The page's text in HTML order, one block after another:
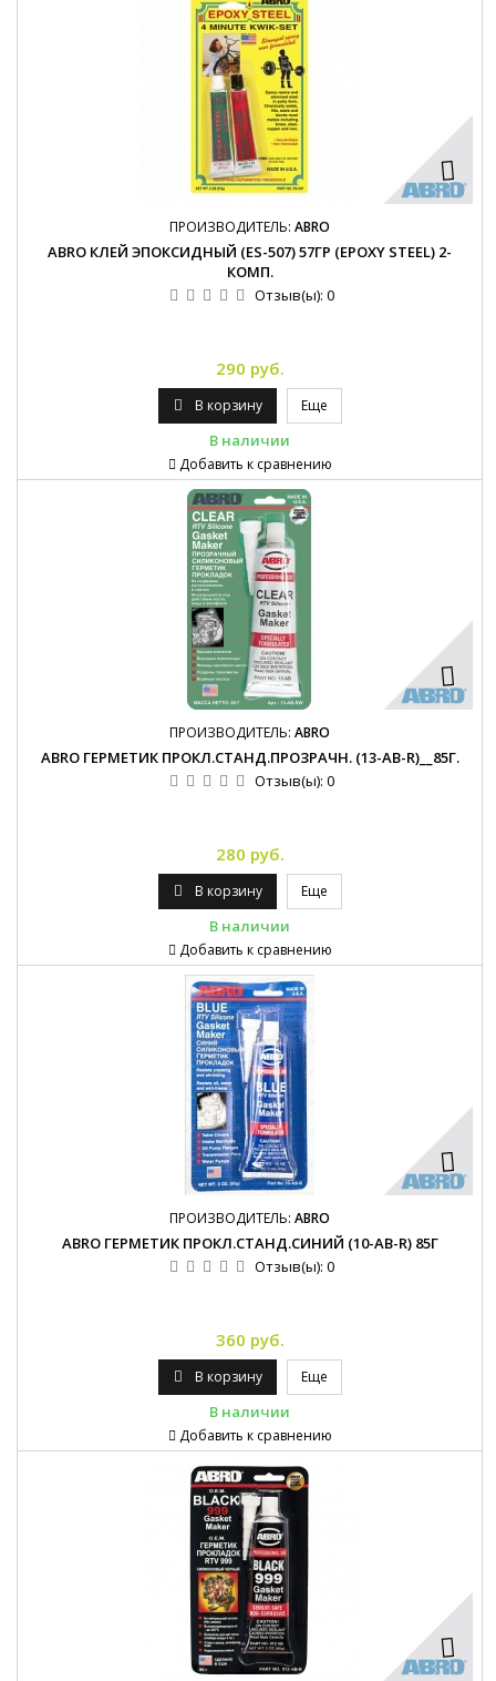
ПРОИЗВОДИТЕЛЬ: ABRO
ABRO КЛЕЙ ЭПОКСИДНЫЙ (ES-507) 57ГР (EPOXY STEEL) 2-
КОМП.
Отзыв(ы): 0
290 руб.
В корзину Еще
В наличии
Добавить к сравнению
ПРОИЗВОДИТЕЛЬ: ABRO
ABRO ГЕРМЕТИК ПРОКЛ.СТАНД.ПРОЗРАЧН. (13-AB-R)__85Г.
Отзыв(ы): 0
280 руб.
В корзину Еще
В наличии
Добавить к сравнению
ПРОИЗВОДИТЕЛЬ: ABRO
ABRO ГЕРМЕТИК ПРОКЛ.СТАНД.СИНИЙ (10-AB-R) 85Г
Отзыв(ы): 0
360 руб.
В корзину Еще
В наличии
Добавить к сравнению